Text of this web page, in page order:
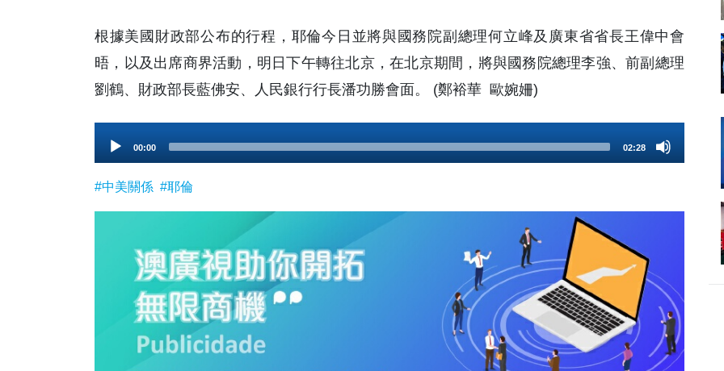
根據美國財政部公布的行程，耶倫今日並將與國務院副總理何立峰及廣東省省長王偉中會
晤，以及出席商界活動，明日下午轉往北京，在北京期間，將與國務院總理李強、前副總理
劉鶴、財政部長藍佛安、人民銀行行長潘功勝會面。 (鄭裕華 歐婉姍)
Player
00:00 02:28
#中美關係 #耶倫